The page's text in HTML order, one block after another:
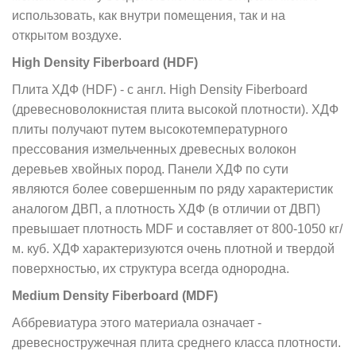
использовать, как внутри помещения, так и на
открытом воздухе.
High Density Fiberboard (HDF)
Плита ХДФ (HDF) - с англ. High Density Fiberboard
(древесноволокнистая плита высокой плотности). ХДФ
плиты получают путем высокотемпературного
прессования измельченных древесных волокон
деревьев хвойных пород. Панели ХДФ по сути
являются более совершенным по ряду характеристик
аналогом ДВП, а плотность ХДФ (в отличии от ДВП)
превышает плотность MDF и составляет от 800-1050 кг/
м. куб. ХДФ характеризуются очень плотной и твердой
поверхностью, их структура всегда однородна.
Medium Density Fiberboard (MDF)
Аббревиатура этого материала означает -
древесностружечная плита среднего класса плотности.